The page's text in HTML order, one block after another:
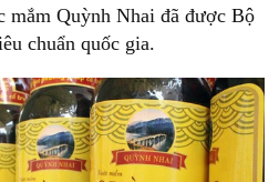
mắm Quỳnh Nhai đã được Bộ
chuẩn quốc gia.